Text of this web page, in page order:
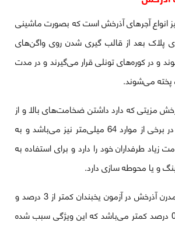
انواع آجرهای آذرخش است که بصورت ماشینی
پلاک بعد از قالب ‌گیری شدن روی واگن‌های
در کوره‌های تونلی قرار می‌گیرند و در مدت
مزیتی که دارد داشتن ضخامت‌های بالا و از
27 تا 50 میلی‌متر و در برخی از موارد 64 میلی‌متر نیز می‌باشد و به
طرفداران خود را دارد و برای استفاده به
و یا محوطه سازی دارد.
درصد افت وزنی آجر مدرن آذرخش در آزمون یخبندان کمتر از 3 درصد و
املاح محلول آن از 0.6 درصد کمتر می‌باشد که این ویژگی سبب شده